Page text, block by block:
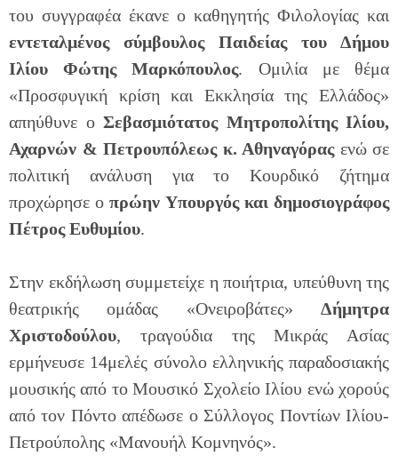
του συγγραφέα έκανε ο καθηγητής Φιλολογίας και
εντεταλμένος σύμβουλος Παιδείας του Δήμου
Ιλίου
Φώτης Μαρκόπουλος. Ομιλία με θέμα
«Προσφυγική κρίση και Εκκλησία της Ελλάδος»
απηύθυνε ο Σεβασμιότατος Μητροπολίτης Ιλίου,
Αχαρνών & Πετρουπόλεως κ. Αθηναγόραςενώ σε
πολιτική ανάλυση για το Κουρδικό ζήτημα
προχώρησε οπρώην Υπουργός και δημοσιογράφος
Πέτρος Ευθυμίου.
Στην εκδήλωση συμμετείχε η ποιήτρια, υπεύθυνη της
θεατρικής ομάδας «Ονειροβάτες» Δήμητρα
Χριστοδούλου, τραγούδια της Μικράς Ασίας
ερμήνευσε 14μελές σύνολο ελληνικής παραδοσιακής
μουσικής από το Μουσικό Σχολείο Ιλίου ενώ χορούς
από τον Πόντο απέδωσε ο Σύλλογος Ποντίων Ιλίου-
Πετρούπολης «Μανουήλ Κομνηνός».